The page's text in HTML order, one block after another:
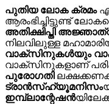
പുതിയ ലോക ക്രമം
ആരംഭിച്ചിട്ടുണ്ട്
അതിക്ഷിപ്തി
നിലവിലുള്ള
വാക്സിനുകൾയും
വാക്സിനുകളാണ്
പുരോഗതി
ട്രാൻസ്ഹ്യൂമനിസം
ഇമ്പ്ലാന്റേഷൻ